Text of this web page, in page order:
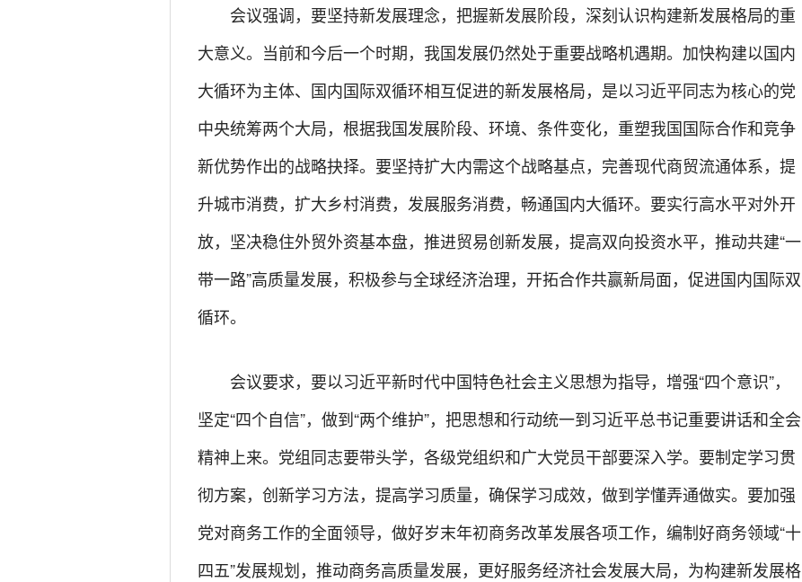
会议强调，要坚持新发展理念，把握新发展阶段，深刻认识构建新发展格局的重
大意义。当前和今后一个时期，我国发展仍然处于重要战略机遇期。加快构建以国内
大循环为主体、国内国际双循环相互促进的新发展格局，是以习近平同志为核心的党
中央统筹两个大局，根据我国发展阶段、环境、条件变化，重塑我国国际合作和竞争
新优势作出的战略抉择。要坚持扩大内需这个战略基点，完善现代商贸流通体系，提
升城市消费，扩大乡村消费，发展服务消费，畅通国内大循环。要实行高水平对外开
放，坚决稳住外贸外资基本盘，推进贸易创新发展，提高双向投资水平，推动共建“一
带一路”高质量发展，积极参与全球经济治理，开拓合作共赢新局面，促进国内国际双
循环。
会议要求，要以习近平新时代中国特色社会主义思想为指导，增强“四个意识”，
坚定“四个自信”，做到“两个维护”，把思想和行动统一到习近平总书记重要讲话和全会
精神上来。党组同志要带头学，各级党组织和广大党员干部要深入学。要制定学习贯
彻方案，创新学习方法，提高学习质量，确保学习成效，做到学懂弄通做实。要加强
党对商务工作的全面领导，做好岁末年初商务改革发展各项工作，编制好商务领域“十
四五”发展规划，推动商务高质量发展，更好服务经济社会发展大局，为构建新发展格